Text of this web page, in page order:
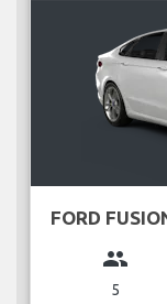
FORD
group
5